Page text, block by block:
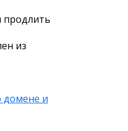
продлить
из
домене и